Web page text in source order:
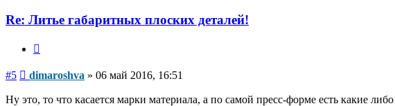
Re: Литье габаритных плоских деталей!
#5 Сообщение
dimaroshva » 06 май 2016, 16:51
Ну это, то что касается марки материала, а по самой пресс-форме есть какие